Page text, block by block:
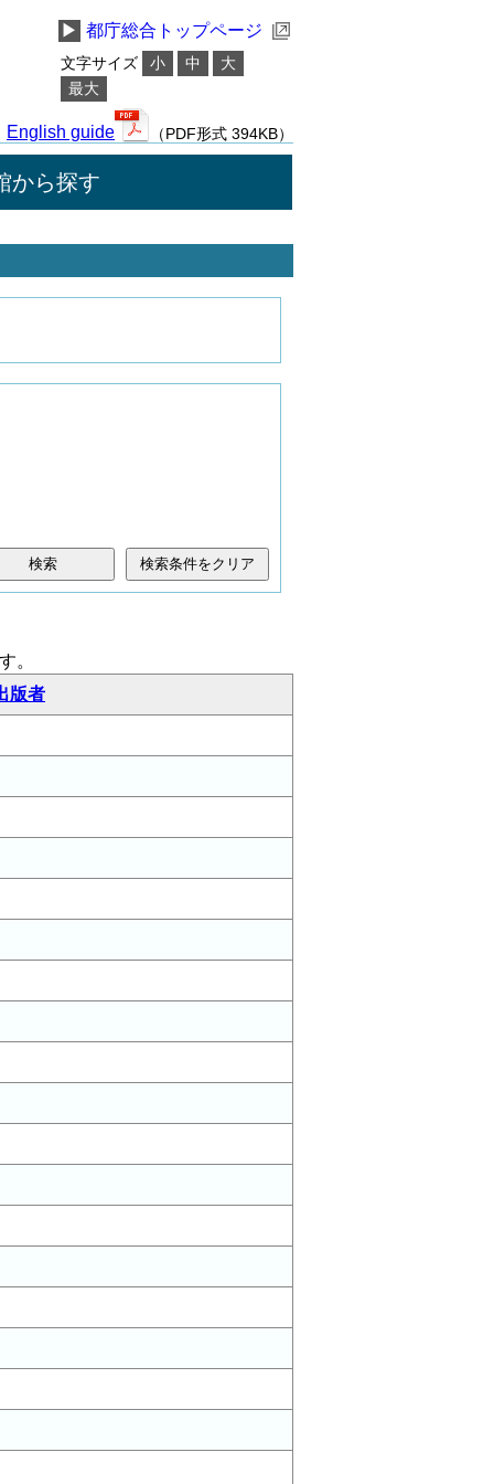
▶ 都庁総合トップページ
文字サイズ 小 中
大
最大
English guide （PDF形式 394KB）
から探す
検索条件をクリア
。
版者